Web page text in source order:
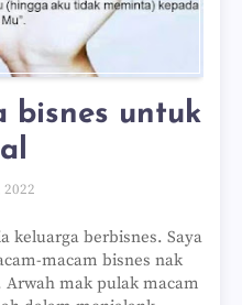
bisnes untuk
keluarga berbisnes. Saya
macam bisnes nak
mak pulak macam